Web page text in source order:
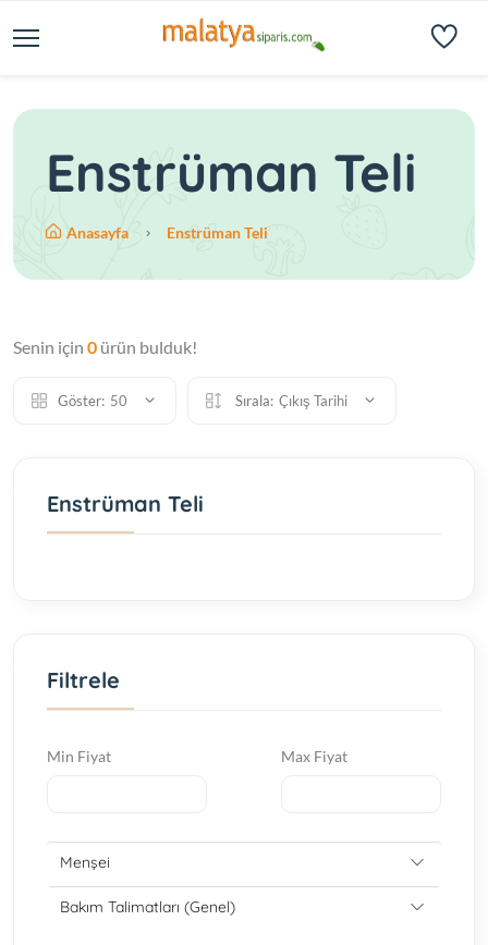
Enstrüman Teli
Anasayfa Enstrüman Teli
Senin için 0 ürün bulduk!
Göster: 50 Sırala: Çıkış Tarihi
Enstrüman Teli
Filtrele
Min Fiyat Max Fiyat
Menşei
Bakım Talimatları (Genel)